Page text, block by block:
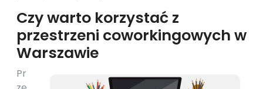
Czy warto korzystać z
przestrzeni coworkingowych w
Warszawie
Pr